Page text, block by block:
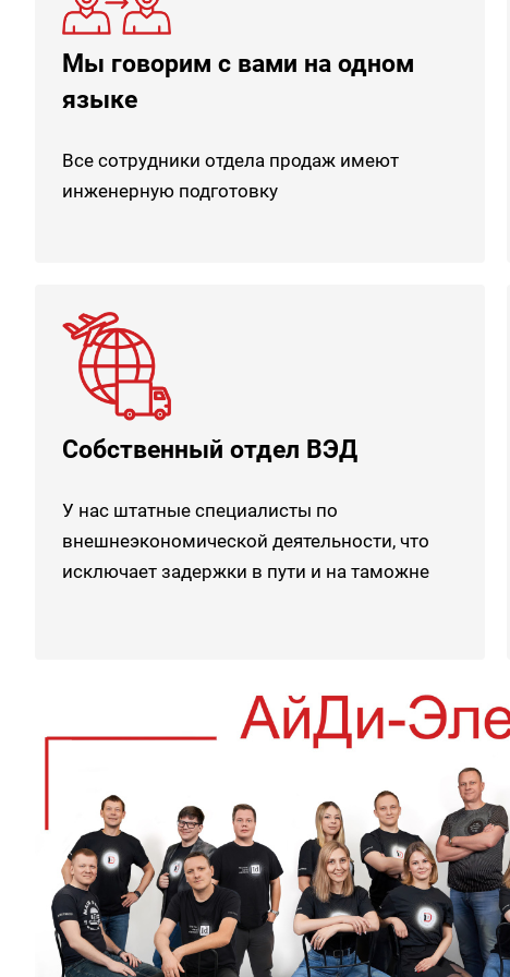
Мы говорим с вами на одном
языке
Все сотрудники отдела продаж имеют
инженерную подготовку
Собственный отдел ВЭД
У нас штатные специалисты по
внешнеэкономической деятельности, что
исключает задержки в пути и на таможне